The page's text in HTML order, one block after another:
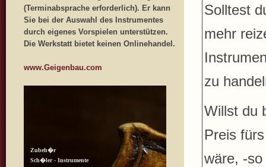
Solltest
mehr
zu
Willst du
Preis
wäre, -
(Terminabsprache erforderlich). Er kann
Sie bei der Auswahl des Instrumentes
durch eigenes Vorspielen unterstützen.
Die Werkstatt bietet keinen Onlinehandel.
www.Geigenbau.com